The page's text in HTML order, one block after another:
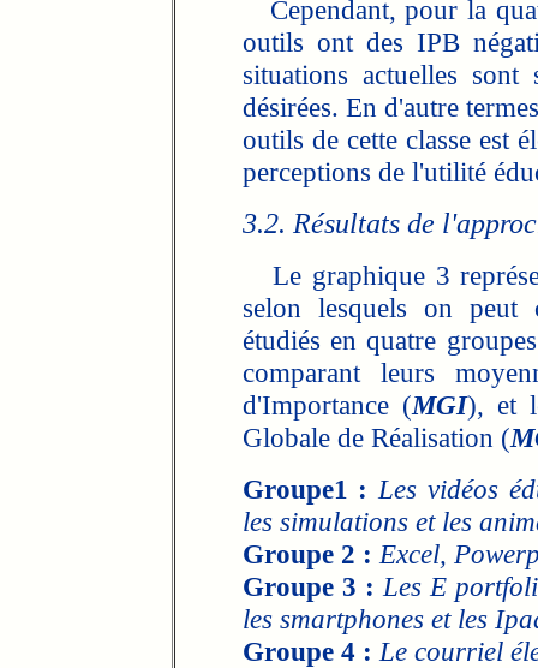
Cependant, pour la
outils ont des IPB
situations actuelles sont
désirées. En d'autre
outils de cette classe est
perceptions de l'utilité
3.2. Résultats de
Le graphique 3
selon lesquels on peut
étudiés en quatre
comparant leurs
d'Importance (MGI), et
Globale de Réalisation (
Groupe1 : Les vidéos
les simulations et les
Groupe 2 : Excel,
Groupe 3 : Les E
les smartphones et les
Groupe 4 : Le courriel